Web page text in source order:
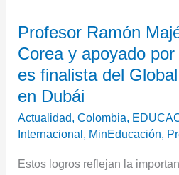
Profesor Ramón
Corea y apoyado
es finalista del
en Dubái
Actualidad,Colombia,
Internacional, MinEducación,
Estos logros reflejan la
Ramón
Majé,
exbecario
y
por